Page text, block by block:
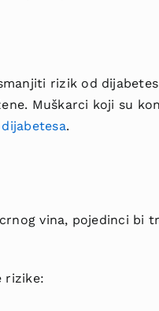
rizik od
Muškarci koji su
dijabetesa.
vina, pojedinci bi
rizike: